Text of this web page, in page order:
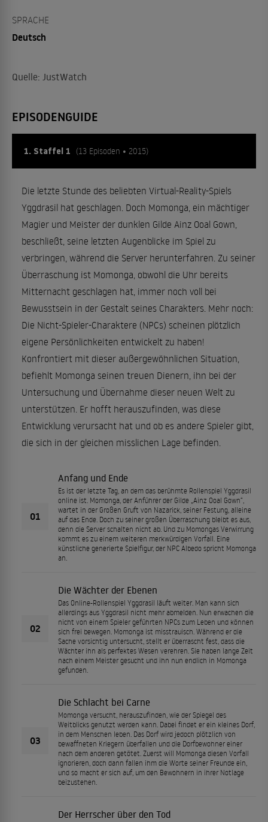
SPRACHE
Deutsch
Quelle: JustWatch
EPISODENGUIDE
1. Staffel 1 (13 Episoden • 2015)
Die letzte Stunde des beliebten Virtual-Reality-Spiels
Yggdrasil hat geschlagen. Doch Momonga, ein mächtiger
Magier und Meister der dunklen Gilde Ainz Ooal Gown,
beschließt, seine letzten Augenblicke im Spiel zu
verbringen, während die Server herunterfahren. Zu seiner
Überraschung ist Momonga, obwohl die Uhr bereits
Mitternacht geschlagen hat, immer noch voll bei
Bewusstsein in der Gestalt seines Charakters. Mehr noch:
Die Nicht-Spieler-Charaktere (NPCs) scheinen plötzlich
eigene Persönlichkeiten entwickelt zu haben!
Konfrontiert mit dieser außergewöhnlichen Situation,
befiehlt Momonga seinen treuen Dienern, ihn bei der
Untersuchung und Übernahme dieser neuen Welt zu
unterstützen. Er hofft herauszufinden, was diese
Entwicklung verursacht hat und ob es andere Spieler gibt,
die sich in der gleichen misslichen Lage befinden.
01
Anfang und Ende
Es ist der letzte Tag, an dem das berühmte Rollenspiel Yggdrasil
online ist. Momonga, der Anführer der Gilde „Ainz Ooal Gown“,
wartet in der Großen Gruft von Nazarick, seiner Festung, alleine
auf das Ende. Doch zu seiner großen Überraschung bleibt es aus,
denn die Server schalten nicht ab. Und zu Momongas Verwirrung
kommt es zu einem weiteren merkwürdigen Vorfall. Eine
künstliche generierte Spielfigur, der NPC Albedo spricht Momonga
an.
02
Die Wächter der Ebenen
Das Online-Rollenspiel Yggdrasil läuft weiter. Man kann sich
allerdings aus Yggdrasil nicht mehr abmelden. Nun erwachen die
nicht von einem Spieler geführten NPCs zum Leben und können
sich frei bewegen. Momonga ist misstrauisch. Während er die
Sache vorsichtig untersucht, stellt er überrascht fest, dass die
Wächter ihn als perfektes Wesen verehren. Sie haben lange Zeit
nach einem Meister gesucht und ihn nun endlich in Momonga
gefunden.
03
Die Schlacht bei Carne
Momonga versucht, herauszufinden, wie der Spiegel des
Weitblicks genutzt werden kann. Dabei findet er ein kleines Dorf,
in dem Menschen leben. Das Dorf wird jedoch plötzlich von
bewaffneten Kriegern überfallen und die Dorfbewohner einer
nach dem anderen getötet. Zuerst will Momonga diesen Vorfall
ignorieren, doch dann fallen ihm die Worte seiner Freunde ein,
und so macht er sich auf, um den Bewohnern in ihrer Notlage
beizustehen.
Der Herrscher über den Tod